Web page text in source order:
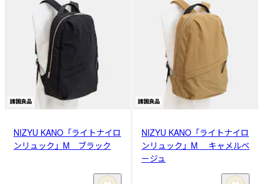
NIZYU KANO「ライトナイロ
ンリュック」M ブラック
NIZYU KANO「ライトナイロ
ンリュック」M キャメルベ
ージュ